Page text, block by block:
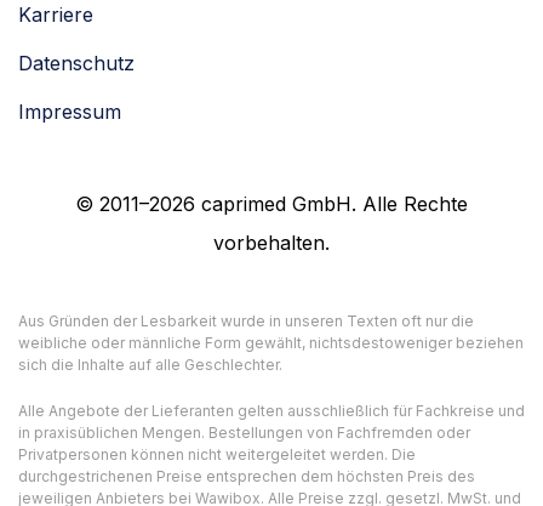
Karriere
Datenschutz
Impressum
© 2011–2026 caprimed GmbH. Alle Rechte
vorbehalten.
Aus Gründen der Lesbarkeit wurde in unseren Texten oft nur die
weibliche oder männliche Form gewählt, nichtsdestoweniger beziehen
sich die Inhalte auf alle Geschlechter.
Alle Angebote der Lieferanten gelten ausschließlich für Fachkreise und
in praxisüblichen Mengen. Bestellungen von Fachfremden oder
Privatpersonen können nicht weitergeleitet werden. Die
durchgestrichenen Preise entsprechen dem höchsten Preis des
jeweiligen Anbieters bei Wawibox. Alle Preise zzgl. gesetzl. MwSt. und